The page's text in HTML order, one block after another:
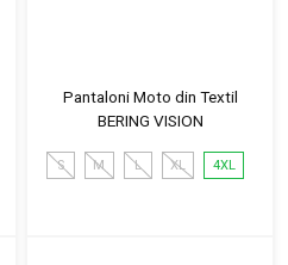
Pantaloni Moto din Textil
BERING VISION
S M L XL 4XL